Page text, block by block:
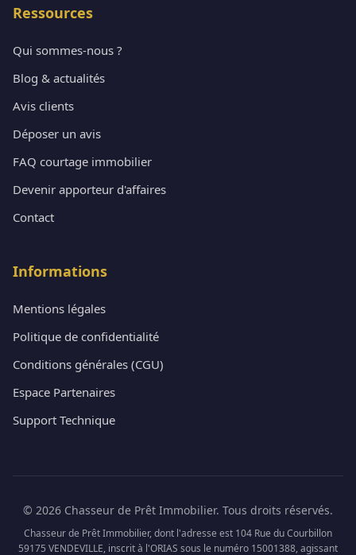
Ressources
Qui sommes-nous ?
Blog & actualités
Avis clients
Déposer un avis
FAQ courtage immobilier
Devenir apporteur d'affaires
Contact
Informations
Mentions légales
Politique de confidentialité
Conditions générales (CGU)
Espace Partenaires
Support Technique
© 2026 Chasseur de Prêt Immobilier. Tous droits réservés.
Chasseur de Prêt Immobilier, dont l'adresse est 104 Rue du Courbillon
59175 VENDEVILLE, inscrit à l'ORIAS sous le numéro 15001388, agissant